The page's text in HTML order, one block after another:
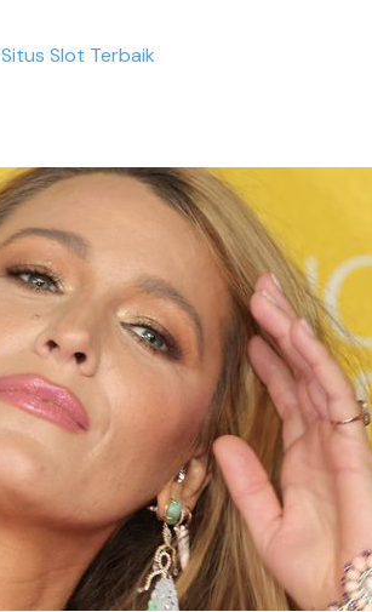
Situs Slot Terbaik